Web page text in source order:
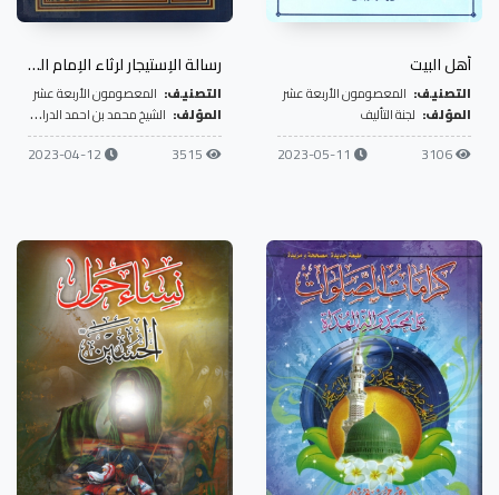
أهل البيت
التصنيف: المعصومون الأربعة عشر
المؤلف: لجنة التأليف
3106
2023-05-11
رسالة الإستيجار لرثاء الإمام الحسين
التصنيف: المعصومون الأربعة عشر
المؤلف: الشيخ محمد بن احمد الدرازي البحراني
3515
2023-04-12